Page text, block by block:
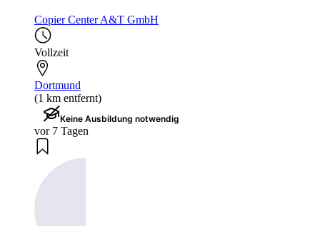
Copier Center A&T GmbH
Vollzeit
Dortmund
(1 km entfernt)
Keine Ausbildung notwendig
vor 7 Tagen